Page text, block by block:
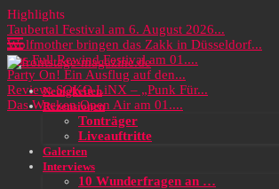
Highlights
Taubertal Festival am 6. August 2026...
Wolfmother bringen das Zakk in Düsseldorf...
Das Full Rewind Festival am 01....
Party On! Ein Ausflug auf den...
Review: SOKO LiNX – „Punk Für...
Das Wacken Open Air am 01....
Neuigkeiten
Rezensionen
Tonträger
Liveauftritte
Galerien
Interviews
10 Wunderfragen an …